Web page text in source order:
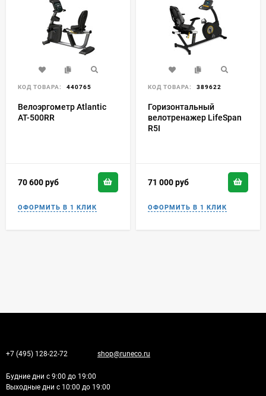
КОД ТОВАРА: 440765
Велоэргометр Atlantic
AT-500RR
70 600руб
КОД ТОВАРА: 389622
Горизонтальный
велотренажер LifeSpan
R5I
71 000руб
+7 (495) 128-22-72 shop@runeco.ru
Будние дни с 9:00 до 19:00
Выходные дни с 10:00 до 19:00